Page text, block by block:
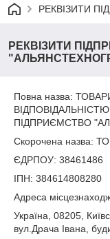
РЕКВІЗИТИ
РЕКВІЗИТИ
Повна назва:
ПІДПРИЄМСТВО
Скорочена назва:
ЄДРПОУ: 38461486
ІПН: 384614808280
Адреса
Україна, 08205,
вул.Драча Івана,